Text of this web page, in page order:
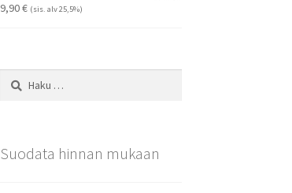
9,90€ (sis. alv 25,5%)
Haku:
Suodata hinnan mukaan